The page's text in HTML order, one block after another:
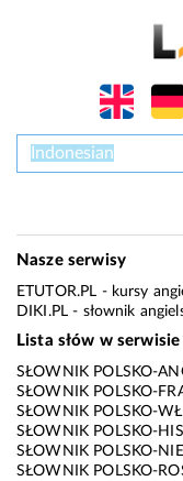
Nasze serwisy
ETUTOR.PL - kursy
DIKI.PL - słownik
Lista słów w serwisie
SŁOWNIK POLSKO-
SŁOWNIK POLSKO-
SŁOWNIK POLSKO-
SŁOWNIK POLSKO-
SŁOWNIK POLSKO-
SŁOWNIK POLSKO-